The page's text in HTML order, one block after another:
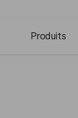
Produits